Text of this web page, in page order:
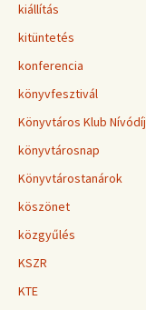
kiállítás
kitüntetés
konferencia
könyvfesztivál
Könyvtáros Klub Nívódíj
könyvtárosnap
Könyvtárostanárok
köszönet
közgyűlés
KSZR
KTE